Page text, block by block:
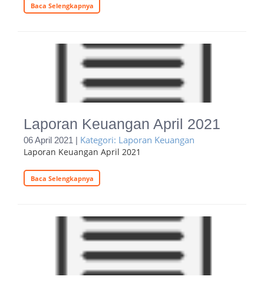
Baca Selengkapnya
Laporan Keuangan April 2021
06 April 2021 | Kategori: Laporan Keuangan
Laporan Keuangan April 2021
Baca Selengkapnya